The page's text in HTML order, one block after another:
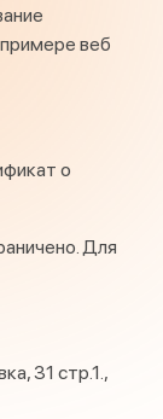
веб
о
Для
31 стр.1.,